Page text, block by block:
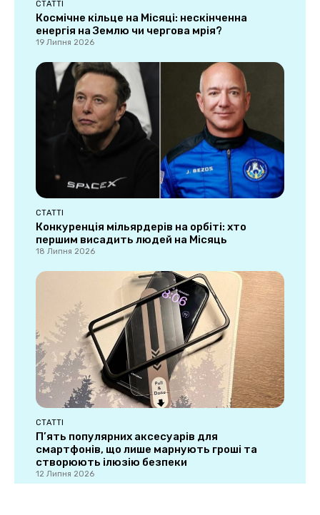
СТАТТІ
Космічне кільце на Місяці: нескінченна
енергія на Землю чи чергова мрія?
19 Липня 2026
СТАТТІ
Конкуренція мільярдерів на орбіті: хто
першим висадить людей на Місяць
18 Липня 2026
СТАТТІ
П’ять популярних аксесуарів для
смартфонів, що лише марнують гроші та
створюють ілюзію безпеки
12 Липня 2026